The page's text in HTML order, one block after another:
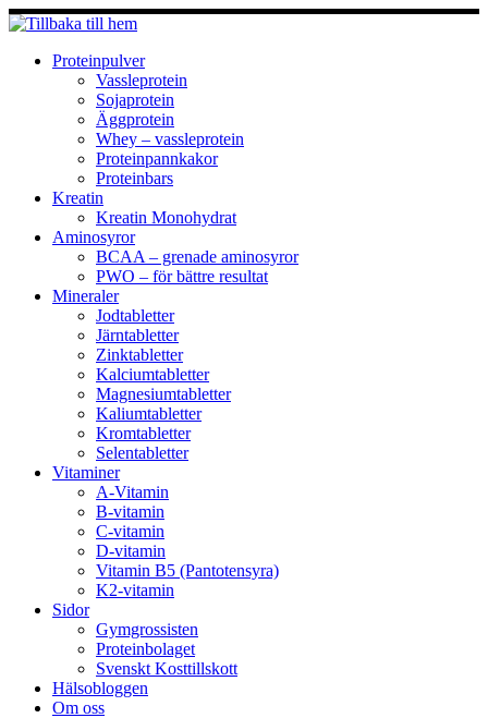
Hoppa
till
innehållProteinpulver
Vassleprotein
Sojaprotein
Äggprotein
Whey – vassleprotein
Proteinpannkakor
Proteinbars
Kreatin
Kreatin Monohydrat
Aminosyror
BCAA – grenade aminosyror
PWO – för bättre resultat
Mineraler
Jodtabletter
Järntabletter
Zinktabletter
Kalciumtabletter
Magnesiumtabletter
Kaliumtabletter
Kromtabletter
Selentabletter
Vitaminer
A-Vitamin
B-vitamin
C-vitamin
D-vitamin
Vitamin B5 (Pantotensyra)
K2-vitamin
Sidor
Gymgrossisten
Proteinbolaget
Svenskt Kosttillskott
Hälsobloggen
Om oss